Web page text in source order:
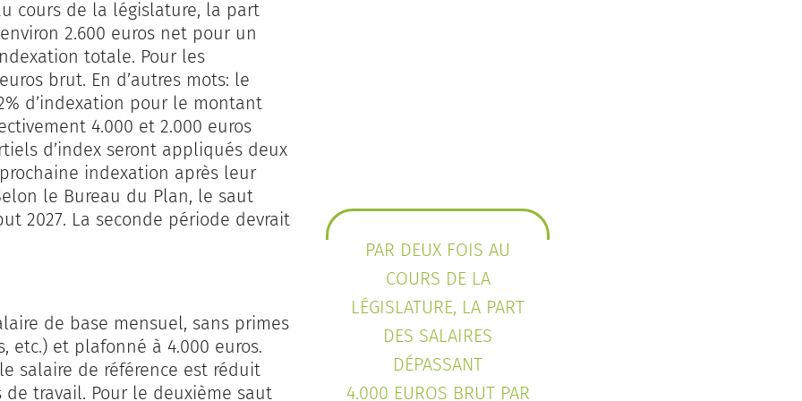
cours de la législature, la part
2.600 euros net pour un
totale. Pour les
brut. En d’autres mots: le
d’indexation pour le montant
4.000 et 2.000 euros
d’index seront appliqués deux
indexation après leur
le Bureau du Plan, le saut
2027. La seconde période devrait
de base mensuel, sans primes
etc.) et plafonné à 4.000 euros.
salaire de référence est réduit
travail. Pour le deuxième saut
PAR DEUX FOIS AU
COURS DE LA
LÉGISLATURE, LA PART
DES SALAIRES
DÉPASSANT
4.000 EUROS BRUT PAR